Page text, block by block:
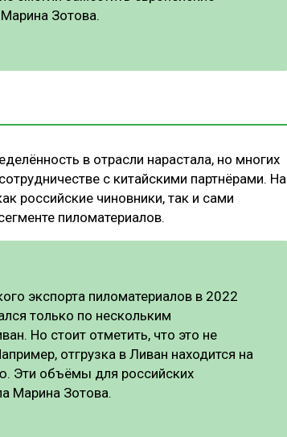
Зотова.
в отрасли нарастала, но многих
с китайскими партнёрами. На
российские чиновники, так и сами
пиломатериалов.
экспорта пиломатериалов в 2022
только по нескольким
Но стоит отметить, что это не
отгрузка в Ливан находится на
Эти объёмы для российских
Марина Зотова.